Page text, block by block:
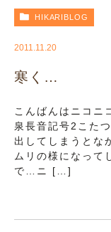
HIKARIBLOG
2011.11.20
寒く…
こんばんはニコニ
泉長音記号2こた
出してしまうとな
ムリの様になって
で…ニ […]